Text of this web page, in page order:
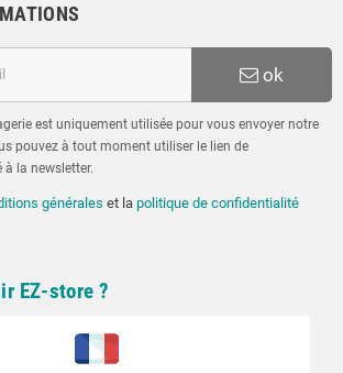
ok
est uniquement utilisée pour vous envoyer notre
pouvez à tout moment utiliser le lien de
la newsletter.
générales et la politique de confidentialité
EZ-store ?